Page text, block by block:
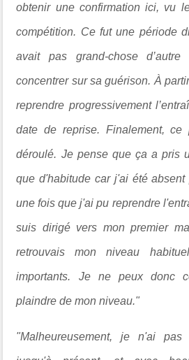
obtenir une confirmation ici, vu
compétition. Ce fut une période
avait pas grand-chose
concentrer sur sa guérison. À
reprendre progressivement
date de reprise. Finalement, ce
déroulé. Je pense que ça a pris
que d'habitude car j'ai été
une fois que j'ai pu reprendre
suis dirigé vers mon premier
retrouvais mon niveau
importants. Je ne peux donc
plaindre de mon niveau."
"Malheureusement, je n'ai